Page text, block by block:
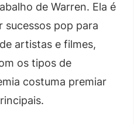
de Warren. Ela é
sucessos pop para
artistas e filmes,
os tipos de
costuma premiar